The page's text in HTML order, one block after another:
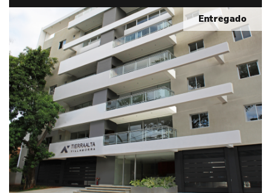
Entregado